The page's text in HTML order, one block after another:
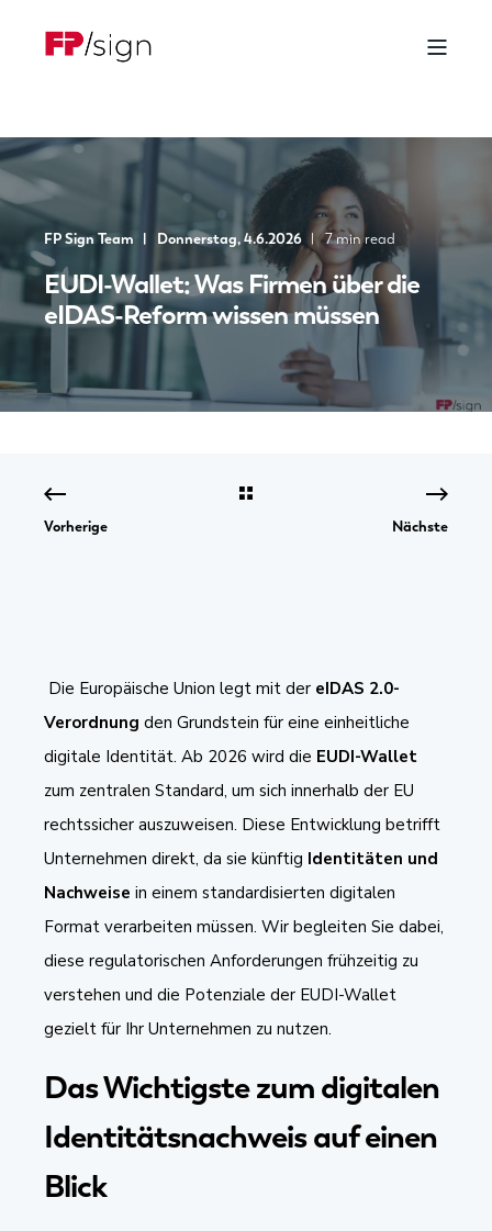
FP Sign Team Donnerstag, 4.6.2026 7 min read
EUDI-Wallet: Was Firmen über die
eIDAS-Reform wissen müssen
Vorherige Nächste
Die Europäische Union legt mit der eIDAS 2.0-
Verordnung den Grundstein für eine einheitliche
digitale Identität. Ab 2026 wird die EUDI-Wallet
zum zentralen Standard, um sich innerhalb der EU
rechtssicher auszuweisen. Diese Entwicklung betrifft
Unternehmen direkt, da sie künftig Identitäten und
Nachweise in einem standardisierten digitalen
Format verarbeiten müssen. Wir begleiten Sie dabei,
diese regulatorischen Anforderungen frühzeitig zu
verstehen und die Potenziale der EUDI-Wallet
gezielt für Ihr Unternehmen zu nutzen.
Das Wichtigste zum digitalen
Identitätsnachweis auf einen
Blick